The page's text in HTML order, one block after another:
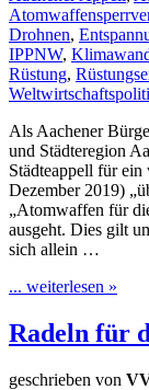
Drohnen,
IPPNW,
Rüstung,
Als Aachener
und Städteregion
Städteappell für
Dezember 2019)
„Atomwaffen für
ausgeht. Dies gilt
sich allein …
... weiterlesen »
Radeln für
geschrieben von